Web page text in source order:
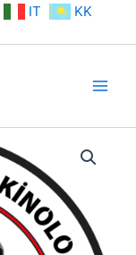
IT
KK